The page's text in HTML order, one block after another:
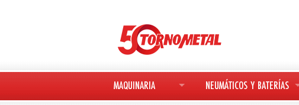
MAQUINARIA
NEUMÁTICOS Y BATERÍAS